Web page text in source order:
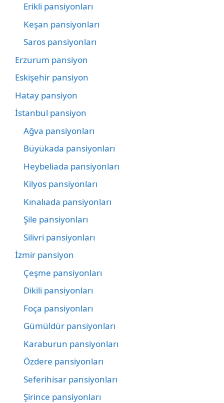
Erikli pansiyonları
Keşan pansiyonları
Saros pansiyonları
Erzurum pansiyon
Eskişehir pansiyon
Hatay pansiyon
İstanbul pansiyon
Ağva pansiyonları
Büyükada pansiyonları
Heybeliada pansiyonları
Kilyos pansiyonları
Kınalıada pansiyonları
Şile pansiyonları
Silivri pansiyonları
İzmir pansiyon
Çeşme pansiyonları
Dikili pansiyonları
Foça pansiyonları
Gümüldür pansiyonları
Karaburun pansiyonları
Özdere pansiyonları
Seferihisar pansiyonları
Şirince pansiyonları